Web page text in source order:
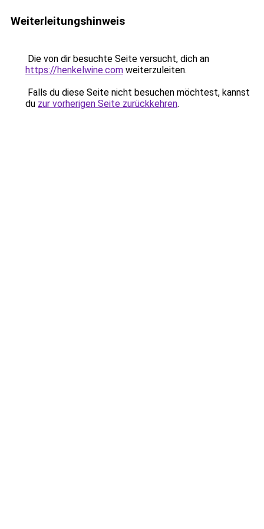
Weiterleitungshinweis
Die von dir besuchte Seite versucht, dich an
https://henkelwine.com weiterzuleiten.
Falls du diese Seite nicht besuchen möchtest, kannst
du zur vorherigen Seite zurückkehren.